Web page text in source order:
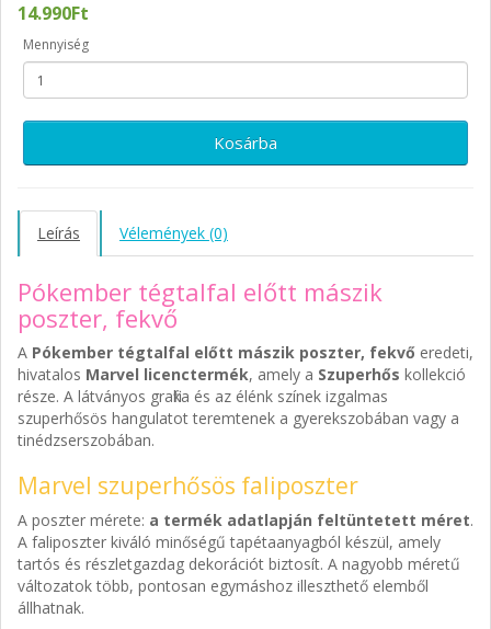
14.990Ft
Mennyiség
Kosárba
Leírás Vélemények (0)
Pókember tégtalfal előtt mászik
poszter, fekvő
A Pókember tégtalfal előtt mászik poszter, fekvő eredeti,
hivatalos Marvel licenctermék, amely a Szuperhős kollekció
része. A látványos grafika és az élénk színek izgalmas
szuperhősös hangulatot teremtenek a gyerekszobában vagy a
tinédzserszobában.
Marvel szuperhősös faliposzter
A poszter mérete: a termék adatlapján feltüntetett méret.
A faliposzter kiváló minőségű tapétaanyagból készül, amely
tartós és részletgazdag dekorációt biztosít. A nagyobb méretű
változatok több, pontosan egymáshoz illeszthető elemből
állhatnak.